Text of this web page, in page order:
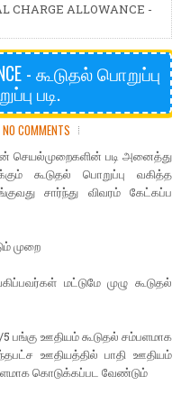
CHARGE ALLOWANCE -
- கூடுதல் பொறுப்பு
படி.
NO COMMENTS
செயல்முறைகளின் படி அனைத்து
கூடுதல் பொறுப்பு வகித்த
சார்ந்து விவரம் கேட்கப்ப
முறை
மட்டுமே முழு கூடுதல்
5 பங்கு ஊதியம் கூடுதல் சம்பளமாக
ஊதியத்தில் பாதி ஊதியம்
கொடுக்கப்பட வேண்டும்